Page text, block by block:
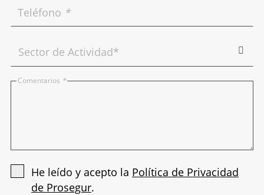
Teléfono *
Comentarios *
He leído y acepto la Política de Privacidad
de Prosegur.